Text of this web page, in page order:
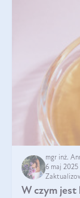
mgr inż.
6 maj 2025
W czym jest